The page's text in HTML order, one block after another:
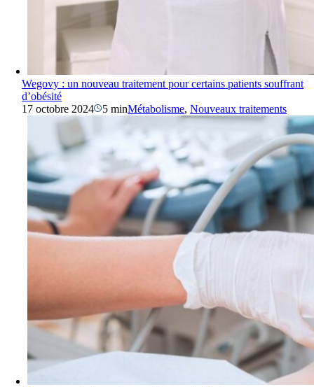
Wegovy : un nouveau traitement pour certains patients souffrant
d’obésité
17 octobre 2024
5 minMétabolisme,Nouveaux traitements